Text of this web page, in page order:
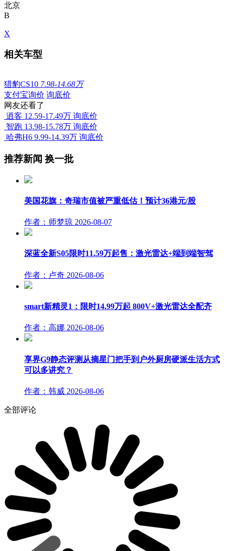
北京
B
X
相关车型
猎豹CS10 7.98-14.68万
支付宝询价 询底价
网友还看了
逍客 12.59-17.49万 询底价
智跑 13.98-15.78万 询底价
哈弗H6 9.99-14.39万 询底价
推荐新闻 换一批
美国花旗：奇瑞市值被严重低估！预计36港元/股
作者：师梦琼 2026-08-07
深蓝全新S05限时11.59万起售：激光雷达+端到端智驾
作者：卢奇 2026-08-06
smart新精灵1：限时14.99万起 800V+激光雷达全配齐
作者：高娜 2026-08-06
享界G9静态评测从摘星门把手到户外厨房硬派生活方式
可以多讲究？
作者：韩威 2026-08-06
全部评论